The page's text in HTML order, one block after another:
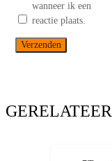
wanneer ik een
reactie plaats.